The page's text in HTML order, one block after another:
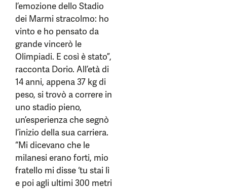
l’emozione dello Stadio
dei Marmi stracolmo: ho
vinto e ho pensato da
grande vincerò le
Olimpiadi. E così è stato”,
racconta Dorio. All’età di
14 anni, appena 37 kg di
peso, si trovò a correre in
uno stadio pieno,
un’esperienza che segnò
l’inizio della sua carriera.
“Mi dicevano che le
milanesi erano forti, mio
fratello mi disse ‘tu stai lì
e poi agli ultimi 300 metri